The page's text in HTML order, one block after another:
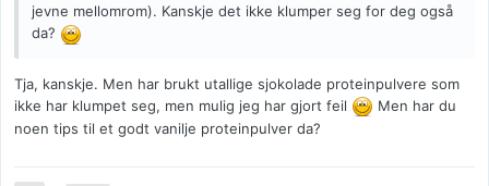
jevne mellomrom). Kanskje det ikke klumper seg for deg også
da?
Tja, kanskje. Men har brukt utallige sjokolade proteinpulvere som
ikke har klumpet seg, men mulig jeg har gjort feil
Men har du
noen tips til et godt vanilje proteinpulver da?